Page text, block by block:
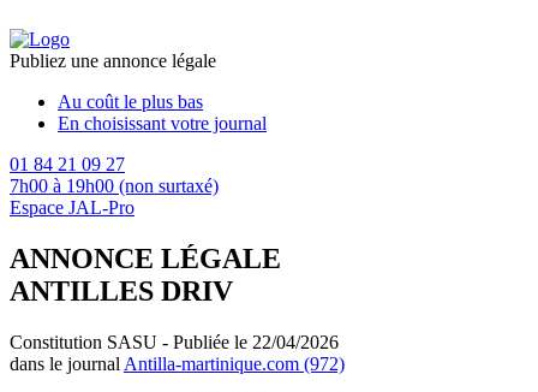
Publiez une annonce légale
Au coût le plus bas
En choisissant votre journal
01 84 21 09 27
7h00 à 19h00 (non surtaxé)
Espace JAL-Pro
ANNONCE LÉGALE
ANTILLES DRIV
Constitution SASU - Publiée le 22/04/2026
dans le journal Antilla-martinique.com (972)